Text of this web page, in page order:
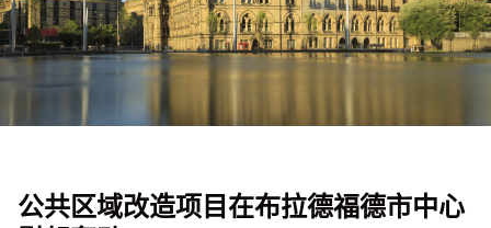
公共区域改造项目在布拉德福德市中心